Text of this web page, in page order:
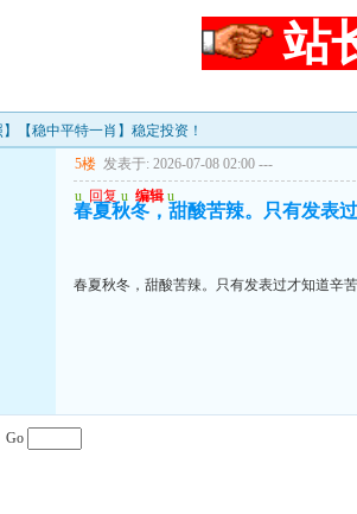
站
【稳中平特一肖】稳定投资！
5楼 发表于: 2026-07-08 02:00 ---
u 回复 u 编辑 u
春夏秋冬，甜酸苦辣。只有发表
春夏秋冬，甜酸苦辣。只有发表过才知道辛